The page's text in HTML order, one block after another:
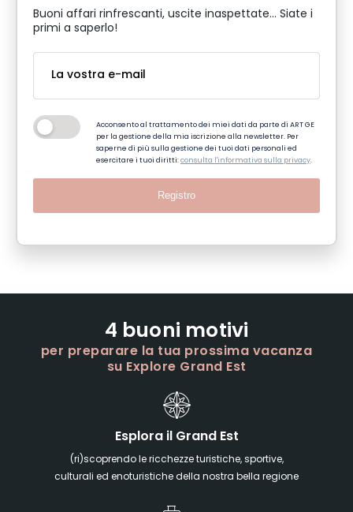
Buoni affari rinfrescanti, uscite inaspettate... Siate i
primi a saperlo!
Acconsento al trattamento dei miei dati da parte di ART GE
per la gestione della mia iscrizione alla newsletter. Per
saperne di più sulla gestione dei tuoi dati personali ed
esercitare i tuoi diritti:consulta l'informativa sulla privacy.
Registro
4 buoni motivi
per preparare la tua prossima vacanza
su Explore Grand Est
Esplora il Grand Est
(ri)scoprendo le ricchezze turistiche, sportive,
culturali ed enoturistiche della nostra bella regione